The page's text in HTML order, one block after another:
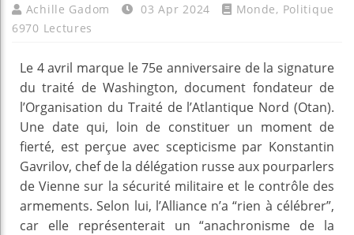
Achille Gadom 03 Apr 2024 Monde, Politique
6970 Lectures
Le 4 avril marque le 75e anniversaire de la signature
du traité de Washington, document fondateur de
l’Organisation du Traité de l’Atlantique Nord (Otan).
Une date qui, loin de constituer un moment de
fierté, est perçue avec scepticisme par Konstantin
Gavrilov, chef de la délégation russe aux pourparlers
de Vienne sur la sécurité militaire et le contrôle des
armements. Selon lui, l’Alliance n’a “rien à célébrer”,
car elle représenterait un “anachronisme de la